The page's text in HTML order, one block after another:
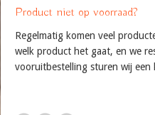
Product niet op voorraad?
Regelmatig komen veel
welk product het gaat, en we
vooruitbestelling sturen wij een